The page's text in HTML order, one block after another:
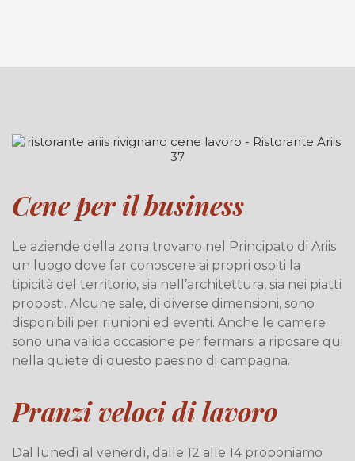
Cene per il business
Le aziende della zona trovano nel Principato di Ariis
un luogo dove far conoscere ai propri ospiti la
tipicità del territorio, sia nell’architettura, sia nei piatti
proposti. Alcune sale, di diverse dimensioni, sono
disponibili per riunioni ed eventi. Anche le camere
sono una valida occasione per fermarsi a riposare qui
nella quiete di questo paesino di campagna.
Pranzi veloci di lavoro
Dal lunedì al venerdì, dalle 12 alle 14 proponiamo